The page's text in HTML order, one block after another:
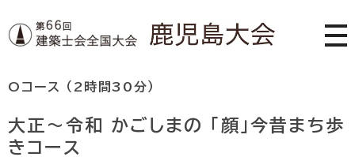
Oコース （2時間30分）
大正～令和 かごしまの 「顔」今昔まち歩
きコース